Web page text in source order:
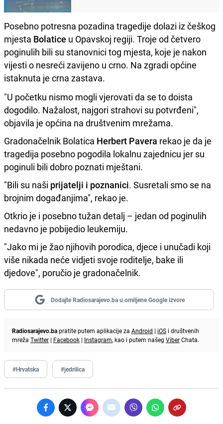
Posebno potresna pozadina tragedije dolazi iz češkog
mjesta Bolatice u Opavskoj regiji. Troje od četvero
poginulih bili su stanovnici tog mjesta, koje je nakon
vijesti o nesreći zavijeno u crno. Na zgradi općine
istaknuta je crna zastava.
"U početku nismo mogli vjerovati da se to doista
dogodilo. Nažalost, najgori strahovi su potvrđeni",
objavila je općina na društvenim mrežama.
Gradonačelnik Bolatica Herbert Pavera rekao je da je
tragedija posebno pogodila lokalnu zajednicu jer su
poginuli bili dobro poznati mještani.
"Bili su naši prijatelji i poznanici. Susretali smo se na
brojnim događanjima", rekao je.
Otkrio je i posebno tužan detalj – jedan od poginulih
nedavno je pobijedio leukemiju.
"Jako mi je žao njihovih porodica, djece i unučadi koji
više nikada neće vidjeti svoje roditelje, bake ili
djedove", poručio je gradonačelnik.
Dodajte Radiosarajevo.ba u omiljene Google izvore
Radiosarajevo.bapratite putem aplikacije za Android | iOS i društvenih
mreža Twitter | Facebook | Instagram, kao i putem našeg ViberChata.
#Hrvatska #jedrilica